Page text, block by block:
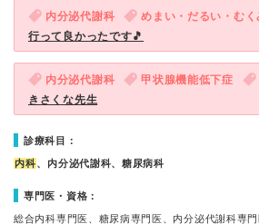
内分泌代謝科 めまい・だるい・むく
行って良かったです🎵
内分泌代謝科 甲状腺機能低下症
きさくな先生
診療科目：
内科、内分泌代謝科、糖尿病科
専門医・資格：
総合内科専門医、糖尿病専門医、内分泌代謝科専